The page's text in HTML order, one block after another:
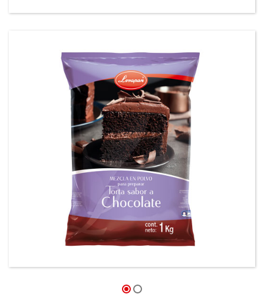
Mezcla en polvo para preparar tortas sabor a
Chocolate